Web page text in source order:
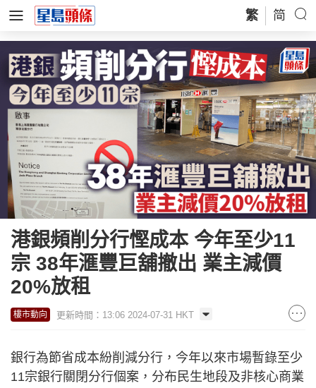
繁 简
港銀頻削分行慳成本 今年至少11
宗 38年滙豐巨舖撤出 業主減價
20%放租
樓市動向 更新時間：13:06 2024-07-31 HKT
銀行為節省成本紛削減分行，今年以來市場暫錄至少
11宗銀行關閉分行個案，分布民生地段及非核心商業